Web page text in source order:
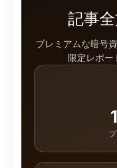
記事
プレミアムな暗号
限定レポー